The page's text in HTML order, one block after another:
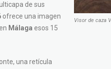
de sus
ofrece una imagen
Málaga esos 15
una retícula
Visor de caza